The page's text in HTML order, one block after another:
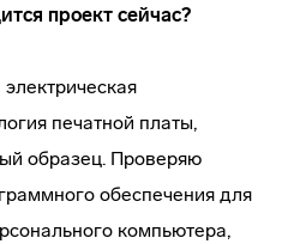
проект сейчас?
печатной платы,
образец. Проверяю
обеспечения для
компьютера,